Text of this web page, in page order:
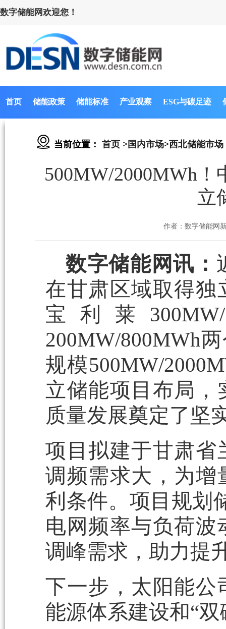
数字储能网欢迎您！
首页 储能政策 储能标准 产业观察 ESG与碳足迹
当前位置： 首页 >国内市场>西北储能市场
500MW/2000MWh
立
作者：数字储能网
数字储能网讯：
在甘肃区域取得独
宝利莱
200MW/800MWh
规模500MW/
立储能项目布局，
质量发展奠定了坚
项目拟建于甘肃省
调频需求大，为增
利条件。项目规划
电网频率与负荷
调峰需求，助力提
下一步，太阳能公
能源体系建设和“